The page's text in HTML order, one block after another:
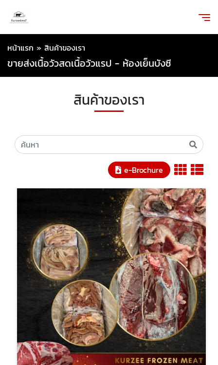
หน้าแรก » สินค้าของเรา
ขายส่งเนื้อวัวสดเนื้อวัวแรป - ห้องเย็นบังซี
สินค้าของเรา
e-Brochure